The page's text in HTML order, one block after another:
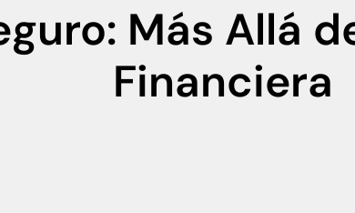
Más Allá
Financiera